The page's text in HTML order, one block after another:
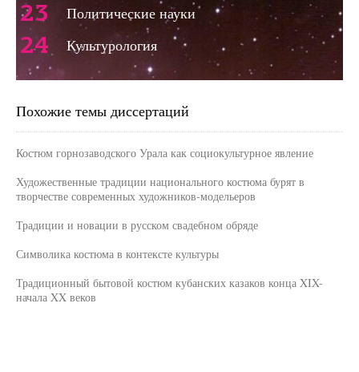
23 Политические науки
24 Культурология
Похожие темы диссертаций
Костюм горнозаводского Урала как социокультурное явление
Художественные традиции национального костюма бурят в
творчестве современных художников-модельеров
Традиции и новации в русском свадебном обряде
Символика костюма в контексте культуры
Традиционный бытовой костюм кубанских казаков конца XIX-
начала XX веков